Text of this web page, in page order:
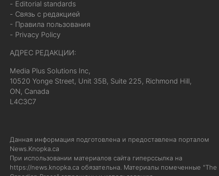
- Editorial standards
- Связь с редакцией
- Правила пользования
- Privacy Policy
АДРЕС РЕДАКЦИИ:
Media Plus Solutions Inc,
10520 Yonge Street, Unit 35B, Suite 225, Richmond Hill,
ON, Canada
L4C3C7
Данная информация подготовлена и предоставлена порталом
News.Knopka.ca
При использовании материалов сайта гиперссылка на
https://news.knopka.ca обязательна. Материалы помеченные "The